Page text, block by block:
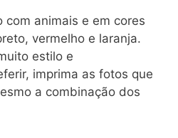
com animais e em cores
vermelho e laranja.
estilo e
imprima as fotos que
a combinação dos